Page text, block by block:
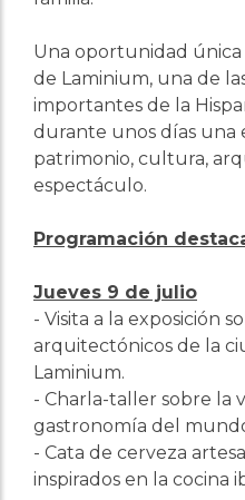
Una oportunidad única
de Laminium, una de
importantes de la
durante unos días una
patrimonio, cultura,
espectáculo.
Programación
Jueves 9 de julio
- Visita a la exposición
arquitectónicos de la
Laminium.
- Charla-taller sobre la
gastronomía del
- Cata de cerveza
inspirados en la cocina